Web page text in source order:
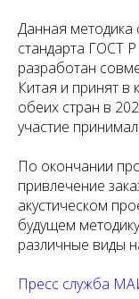
Данная методика
стандарта ГОСТ
разработан
Китая и принят в
обеих стран в
участие
По окончании
привлечение
акустическом
будущем
различные виды
Пресс служба